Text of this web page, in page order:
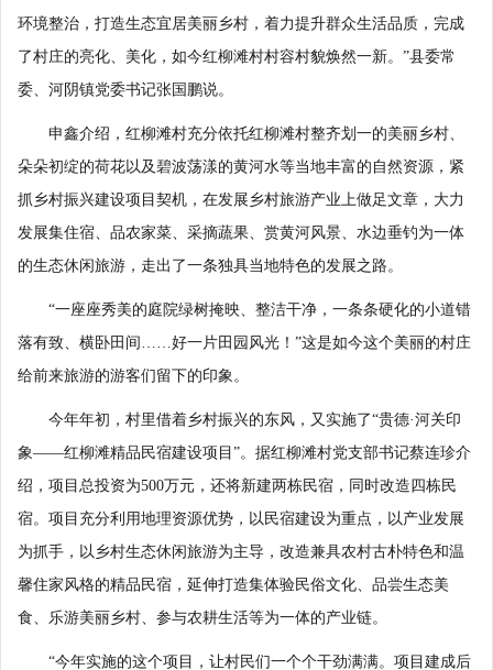
环境整治，打造生态宜居美丽乡村，着力提升群众生活品质，完成
了村庄的亮化、美化，如今红柳滩村村容村貌焕然一新。”县委常
委、河阴镇党委书记张国鹏说。
申鑫介绍，红柳滩村充分依托红柳滩村整齐划一的美丽乡村、
朵朵初绽的荷花以及碧波荡漾的黄河水等当地丰富的自然资源，紧
抓乡村振兴建设项目契机，在发展乡村旅游产业上做足文章，大力
发展集住宿、品农家菜、采摘蔬果、赏黄河风景、水边垂钓为一体
的生态休闲旅游，走出了一条独具当地特色的发展之路。
“一座座秀美的庭院绿树掩映、整洁干净，一条条硬化的小道错
落有致、横卧田间……好一片田园风光！”这是如今这个美丽的村庄
给前来旅游的游客们留下的印象。
今年年初，村里借着乡村振兴的东风，又实施了“贵德·河关印
象——红柳滩精品民宿建设项目”。据红柳滩村党支部书记蔡连珍介
绍，项目总投资为500万元，还将新建两栋民宿，同时改造四栋民
宿。项目充分利用地理资源优势，以民宿建设为重点，以产业发展
为抓手，以乡村生态休闲旅游为主导，改造兼具农村古朴特色和温
馨住家风格的精品民宿，延伸打造集体验民俗文化、品尝生态美
食、乐游美丽乡村、参与农耕生活等为一体的产业链。
“今年实施的这个项目，让村民们一个个干劲满满。项目建成后